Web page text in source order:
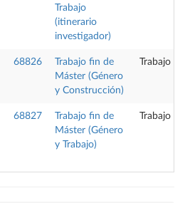
Trabajo
(itinerario
investigador)
68826
Trabajo fin de
Máster (Género
y Construcción)
Trabajo
68827
Trabajo fin de
Máster (Género
y Trabajo)
Trabajo